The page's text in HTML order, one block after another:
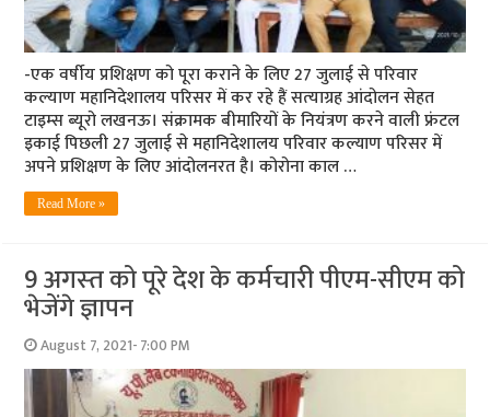
-एक वर्षीय प्रशिक्षण को पूरा कराने के लिए 27 जुलाई से परिवार
कल्‍याण महानिदेशालय परिसर में कर रहे हैं सत्‍याग्रह आंदोलन सेहत
टाइम्‍स ब्‍यूरो लखनऊ। संक्रामक बीमारियों के नियंत्रण करने वाली फ्रंटल
इकाई पिछली 27 जुलाई से महानिदेशालय परिवार कल्याण परिसर में
अपने प्रशिक्षण के लिए आंदोलनरत है। कोरोना काल …
Read More »
9 अगस्‍त को पूरे देश के कर्मचारी पीएम-सीएम को
भेजेंगे ज्ञापन
August 7, 2021- 7:00 PM